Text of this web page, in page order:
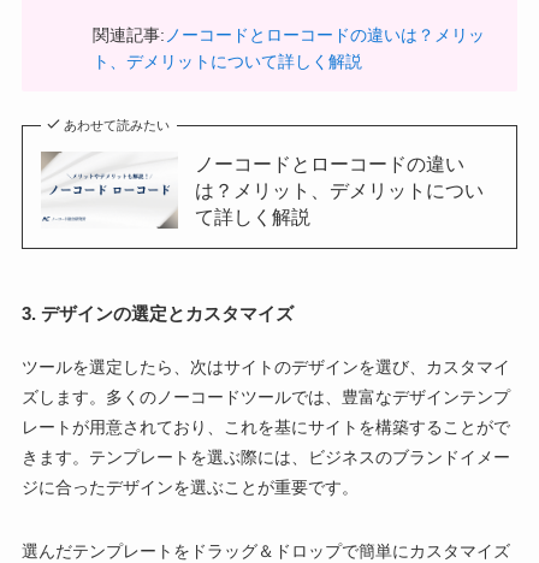
関連記事: ノーコードとローコードの違いは？メリッ
ト、デメリットについて詳しく解説
あわせて読みたい
ノーコードとローコードの違い
は？メリット、デメリットについ
て詳しく解説
3. デザインの選定とカスタマイズ
ツールを選定したら、次はサイトのデザインを選び、カスタマイ
ズします。多くのノーコードツールでは、豊富なデザインテンプ
レートが用意されており、これを基にサイトを構築することがで
きます。テンプレートを選ぶ際には、ビジネスのブランドイメー
ジに合ったデザインを選ぶことが重要です。
選んだテンプレートをドラッグ＆ドロップで簡単にカスタマイズ